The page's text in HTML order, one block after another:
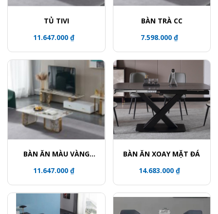
TỦ TIVI
11.647.000 ₫
BÀN TRÀ CC
7.598.000 ₫
BÀN ĂN MÀU VÀNG
11.647.000 ₫
BÀN ĂN XOAY MẶT ĐÁ
14.683.000 ₫